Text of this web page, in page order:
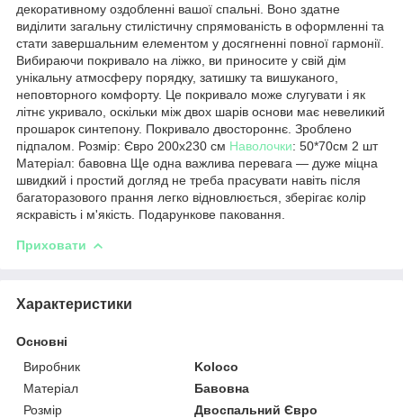
декоративному оздобленні вашої спальні. Воно здатне
виділити загальну стилістичну спрямованість в оформленні та
стати завершальним елементом у досягненні повної гармонії.
Вибираючи покривало на ліжко, ви приносите у свій дім
унікальну атмосферу порядку, затишку та вишуканого,
неповторного комфорту. Це покривало може слугувати і як
літнє укривало, оскільки між двох шарів основи має невеликий
прошарок синтепону. Покривало двостороннє. Зроблено
підпалом. Розмір: Євро 200х230 см Наволочки: 50*70см 2 шт
Матеріал: бавовна Ще одна важлива перевага — дуже міцна
швидкий і простий догляд не треба прасувати навіть після
багаторазового прання легко відновлюється, зберігає колір
яскравість і м'якість. Подарункове паковання.
Приховати
Характеристики
Основні
Виробник
Koloco
Матеріал
Бавовна
Розмір
Двоспальний Євро